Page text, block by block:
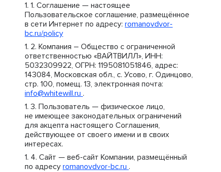
Соглашение — настоящее
Пользовательское соглашение, размещённое
в сети Интернет по адресу: romanovdvor-
bc.ru/policy
Компания – Общество с ограниченной
ответственностью «ВАЙТВИЛЛ», ИНН:
5032309922, ОГРН: 1195081051846, адрес:
143084, Московская обл., с. Усово, г. Одинцово,
стр. 100, помещ. 13, электронная почта:
info@whitewill.ru .
Пользователь — физическое лицо,
не имеющее законодательных ограничений
для акцепта настоящего Соглашения,
действующее от своего имени и в своих
интересах.
Сайт — веб-сайт Компании, размещённый
по адресу romanovdvor-bc.ru .